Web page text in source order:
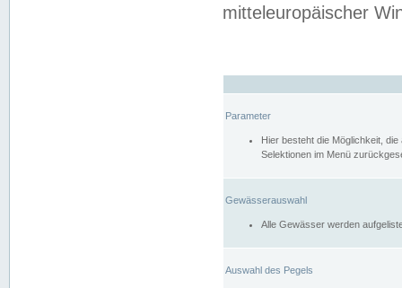
mitteleuropäischer
Parameter
Hier besteht die Möglichkeit,
Selektionen im Menü
Gewässerauswahl
Alle Gewässer werden
Auswahl des Pegels